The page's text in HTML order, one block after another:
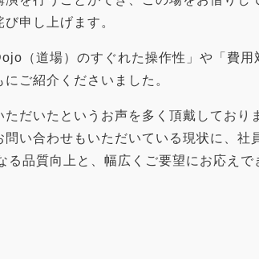
申し上げます。
（道場）のすぐれた操作性」や「費
ご紹介くださいました。
だいたというお声を多く頂戴してお
い合わせもいただいている現状に、社
品質向上と、幅広くご要望にお応えで